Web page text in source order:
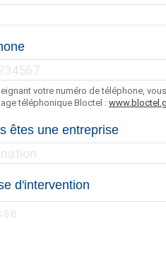
votre numéro de téléphone,
téléphonique Bloctel :
êtes une entreprise
d'intervention